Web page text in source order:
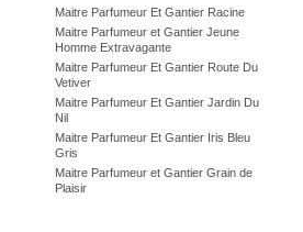
Maitre Parfumeur Et Gantier Racine
Maitre Parfumeur et Gantier Jeune
Homme Extravagante
Maitre Parfumeur Et Gantier Route Du
Vetiver
Maitre Parfumeur Et Gantier Jardin Du
Nil
Maitre Parfumeur Et Gantier Iris Bleu
Gris
Maitre Parfumeur et Gantier Grain de
Plaisir